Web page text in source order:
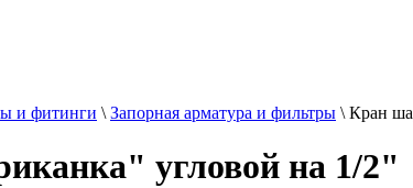
и фитинги \ Запорная арматура и фильтры \ Кран
угловой на 1/2"